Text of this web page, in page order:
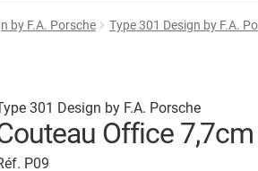
Contact Demande de devis Expédition le
presse Téléchargements Thank you for
by F.A. Porsche Type 301 Design by F.A.
301 Design by F.A. Porsche
Office 7,7cm
P09